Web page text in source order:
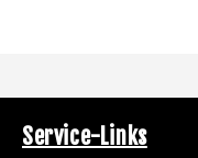
Service-Links